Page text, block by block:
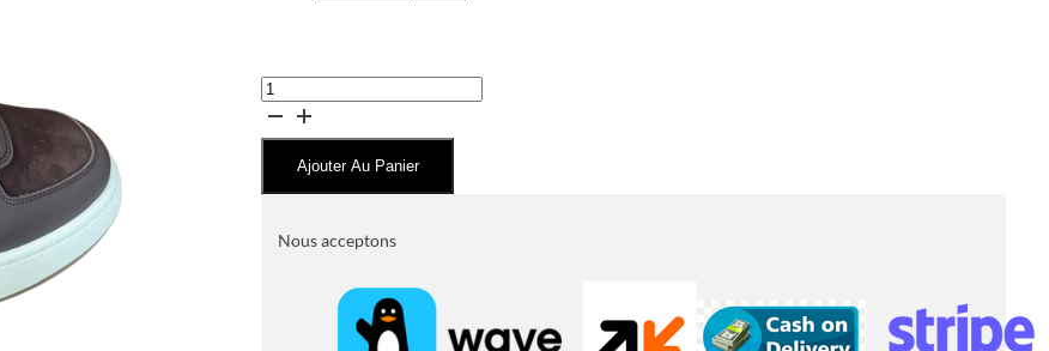
quantité
de
Baskets
BOSS
Ajouter Au Panier
Nous acceptons